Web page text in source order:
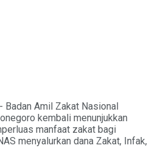
Amil Zakat Nasional
kembali menunjukkan
manfaat zakat bagi
menyalurkan dana Zakat, Infak,